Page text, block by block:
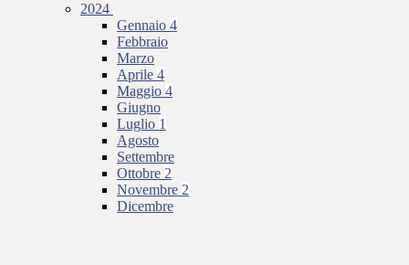
2024
Gennaio 4
Febbraio
Marzo
Aprile 4
Maggio 4
Giugno
Luglio 1
Agosto
Settembre
Ottobre 2
Novembre 2
Dicembre